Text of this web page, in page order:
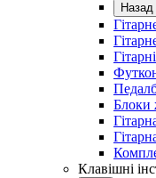
Назад
Блоки
Клавішні